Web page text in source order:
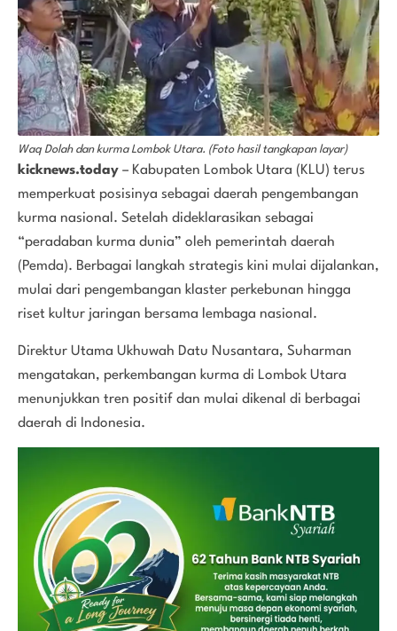
Waq Dolah dan kurma Lombok Utara. (Foto hasil tangkapan layar)
kicknews.today – Kabupaten Lombok Utara (KLU) terus
memperkuat posisinya sebagai daerah pengembangan
kurma nasional. Setelah dideklarasikan sebagai
“peradaban kurma dunia” oleh pemerintah daerah
(Pemda). Berbagai langkah strategis kini mulai dijalankan,
mulai dari pengembangan klaster perkebunan hingga
riset kultur jaringan bersama lembaga nasional.
Direktur Utama Ukhuwah Datu Nusantara, Suharman
mengatakan, perkembangan kurma di Lombok Utara
menunjukkan tren positif dan mulai dikenal di berbagai
daerah di Indonesia.